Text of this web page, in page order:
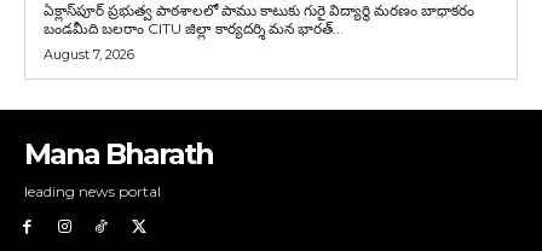
ఏక్లాస్‌పూర్ ప్రభుత్వ పాఠశాలలో పాము కాటుకు గురై విద్యార్థి మరణం బాధాకరం
బండమీది బలరాం CITU జిల్లా కార్యదర్శి మన భారత్...
August 7, 2026
Mana Bharath
leading news portal